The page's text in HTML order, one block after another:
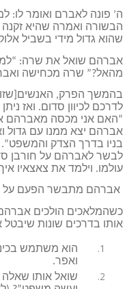
ה’ פונה לאברם ואומר
הבשורה ואמרה שהיא זקנה
שהוא גדול מידי בשביל
אברהם שואל את שרה:
מהאל?” שרה מכחישה
בהמשך הפרק,
לדרכם לכיוון סדום. ואז
“האם אני מכסה מאברהם
אברהם יצא ממנו עם גדול
בניו בדרך הצדק
לבשר לאברהם על חורבן
עולמו. וילמד את צאצאיו
אברהם מתבשר הפעם על
כשהמלאכים הולכים
אותו בדרכים שונות
הוא משתמש
ואפר.
שואל אותו